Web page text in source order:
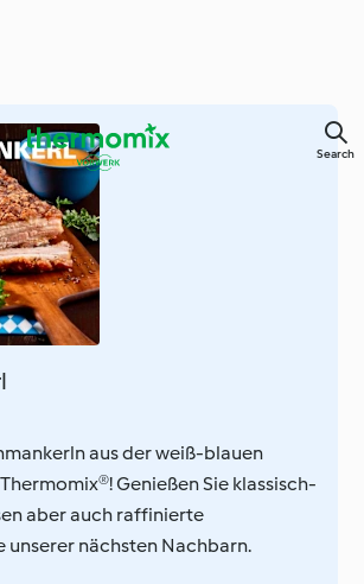
Search
aus der weiß-blauen
Genießen Sie klassisch-
aber auch raffinierte
unserer nächsten Nachbarn.